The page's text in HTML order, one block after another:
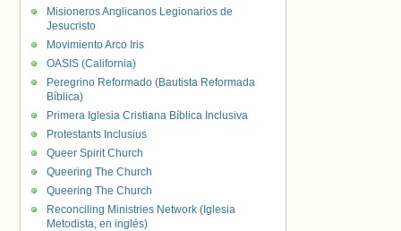
Misioneros Anglicanos Legionarios de
Jesucristo
Movimiento Arco Iris
OASIS (California)
Peregrino Reformado (Bautista Reformada
Bíblica)
Primera Iglesia Cristiana Bíblica Inclusiva
Protestants Inclusius
Queer Spirit Church
Queering The Church
Queering The Church
Reconciling Ministries Network (Iglesia
Metodista, en inglés)